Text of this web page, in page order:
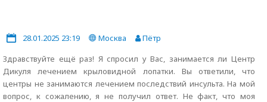
28.01.2025 23:19 Москва
Пётр
Здравствуйте ещё раз! Я спросил у Вас, занимается ли Центр
Дикуля лечением крыловидной лопатки. Вы ответили, что
центры не занимаются лечением последствий инсульта. На мой
вопрос, к сожалению, я не получил ответ. Не факт, что моя